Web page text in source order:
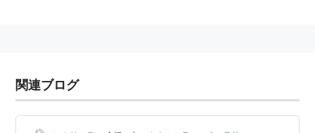
関連ブログ